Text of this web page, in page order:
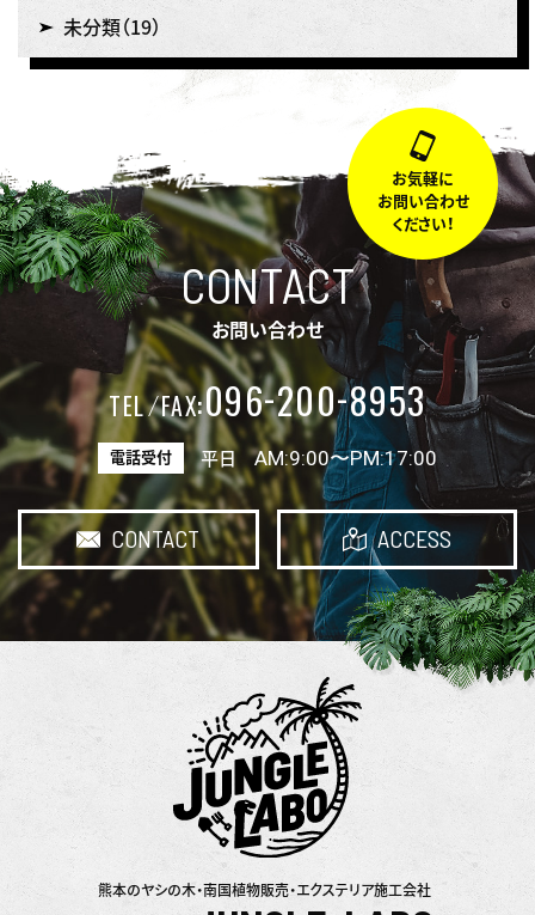
未分類（19）
CONTACT
お問い合わせ
お気軽に
お問い合わせ
ください！
TEL FAX:096-200-8953
電話受付 平日AM:9:00〜PM:17:00
CONTACT ACCESS
熊本のヤシの木・南国植物販売・エクステリア施工会社